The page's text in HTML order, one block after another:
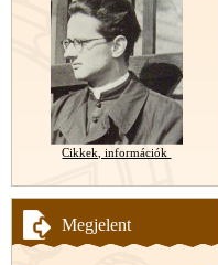
Cikkek, információk
Megjelent